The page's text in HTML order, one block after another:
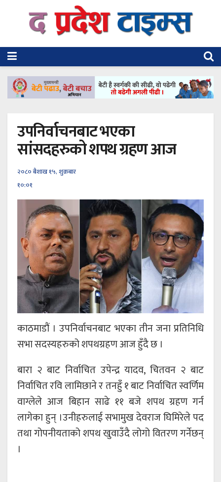
उपनिर्वाचनबाट भएका
सांसदहरुको शपथ ग्रहण आज
२०८० बैशाख १५, शुक्रबार
१०:०१
काठमाडौं । उपनिर्वाचनबाट भएका तीन जना प्रतिनिधि
सभा सदस्यहरुको शपथग्रहण आज हुँदै छ ।
बारा २ बाट निर्वाचित उपेन्द्र यादव, चितवन २ बाट
निर्वाचित रवि लामिछाने र तनहुँ १ बाट निर्वाचित स्वर्णिम
वाग्लेले आज बिहान साढे ११ बजे शपथ ग्रहण गर्न
लागेका हुन् ।उनीहरुलाई सभामुख देवराज घिमिरेले पद
तथा गोपनीयताको शपथ खुवाउँदै लोगो वितरण गर्नेछन्
।